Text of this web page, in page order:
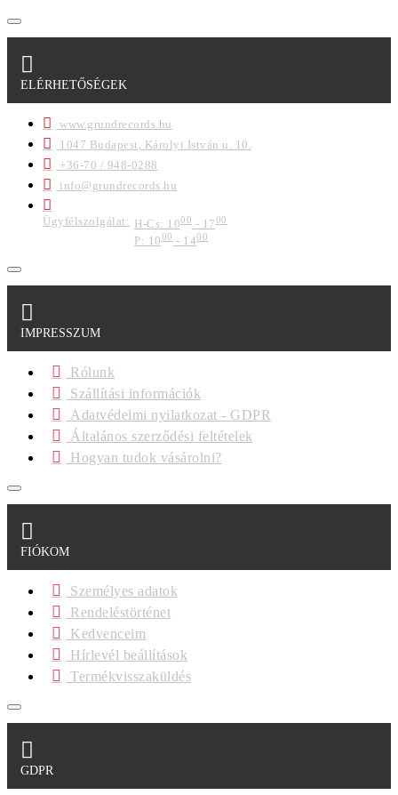
ELÉRHETŐSÉGEK
www.grundrecords.hu
1047 Budapest, Károlyi István u. 10.
+36-70 / 948-0288
info@grundrecords.hu
Ügyfélszolgálat: H-Cs: 1000 - 1700
P: 1000- 1400
IMPRESSZUM
Rólunk
Szállítási információk
Adatvédelmi nyilatkozat - GDPR
Általános szerződési feltételek
Hogyan tudok vásárolni?
FIÓKOM
Személyes adatok
Rendeléstörténet
Kedvenceim
Hírlevél beállítások
Termékvisszaküldés
GDPR